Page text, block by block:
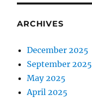
ARCHIVES
December 2025
September 2025
May 2025
April 2025